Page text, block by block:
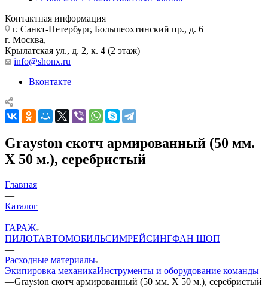
Контактная информация
г. Санкт-Петербург, Большеохтинский пр., д. 6
г. Москва,
Крылатская ул., д. 2, к. 4 (2 этаж)
info@shonx.ru
Вконтакте
Grayston скотч армированный (50 мм.
Х 50 м.), серебристый
Главная
—
Каталог
—
ГАРАЖ
ПИЛОТАВТОМОБИЛЬСИМРЕЙСИНГФАН ШОП
—
Расходные материалы
Экипировка механикаИнструменты и оборудование команды
—Grayston скотч армированный (50 мм. Х 50 м.), серебристый